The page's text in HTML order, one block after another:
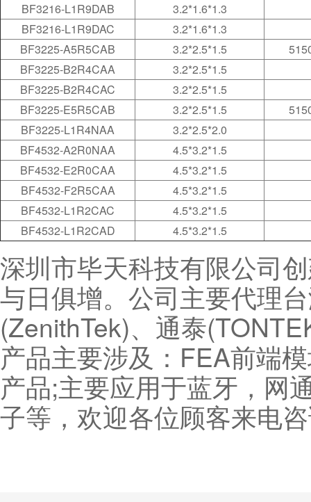
BF3216-L1R9DAB
3.2*1.6*1.3
BF3216-L1R9DAC
3.2*1.6*1.3
BF3225-A5R5CAB
3.2*2.5*1.5
BF3225-B2R4CAA
3.2*2.5*1.5
BF3225-B2R4CAC
3.2*2.5*1.5
BF3225-E5R5CAB
3.2*2.5*1.5
BF3225-L1R4NAA
3.2*2.5*2.0
BF4532-A2R0NAA
4.5*3.2*1.5
BF4532-E2R0CAA
4.5*3.2*1.5
BF4532-F2R5CAA
4.5*3.2*1.5
BF4532-L1R2CAC
4.5*3.2*1.5
BF4532-L1R2CAD
4.5*3.2*1.5
深圳市毕天科技有限公司
与日俱增。公司主要代理
(ZenithTek)、通泰
产品主要涉及：FEA前端
产品;主要应用于蓝牙，网
子等，欢迎各位顾客来电